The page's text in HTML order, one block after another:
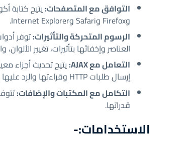
التوافق مع المتصفحات:
وFirefox وSafari وInternet Explorer.
الرسوم المتحركة والتأثيرات:توفر
العناصر وإخفائها بتأثيرات، تغيير الألوان،
التعامل مع AJAX:
يتيح تحديث أجزاء
إرسال طلبات HTTP وقراءتها والرد عليها باستخدام دوال مثل
التكامل مع المكتبات والإضافات:
قدراتها.
الاستخدامات:-